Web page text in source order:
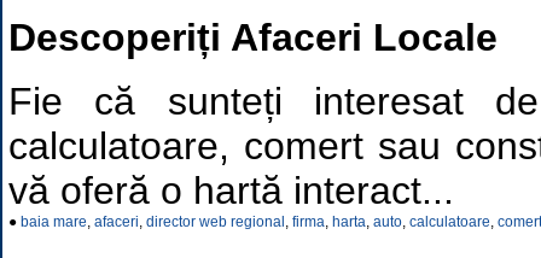
Descoperiți Afaceri Locale
Fie că sunteți interesat
calculatoare, comert sau
vă oferă o hartă interact...
● baia mare, afaceri, director web regional , firma, harta, auto, calculatoare, comert